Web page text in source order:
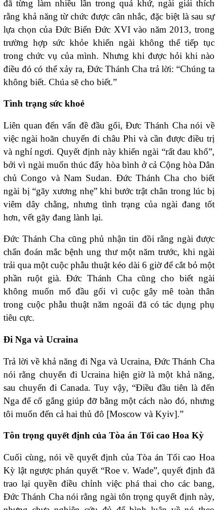
đã từng làm nhiều lần trong quá khứ, ngài giải thích
rằng khả năng từ chức được cân nhắc, đặc biệt là sau sự
lựa chọn của Đức Biển Đức XVI vào năm 2013, trong
trường hợp sức khỏe khiến ngài không thể tiếp tục
trong chức vụ của mình. Nhưng khi được hỏi khi nào
điều đó có thể xảy ra, Đức Thánh Cha trả lời: “Chúng ta
không biết. Chúa sẽ cho biết.”
Tình trạng sức khoẻ
Liên quan đến vấn đề đầu gối, Đưc Thánh Cha nói về
việc ngài hoãn chuyến đi châu Phi và cần được điều trị
và nghỉ ngơi. Quyết định này khiến ngài “rất đau khổ”,
bởi vì ngài muốn thúc đẩy hòa bình ở cả Cộng hòa Dân
chủ Congo và Nam Sudan. Đức Thánh Cha cho biết
ngài bị “gãy xương nhẹ” khi bước trật chân trong lúc bị
viêm dây chằng, nhưng tình trạng của ngài đang tốt
hơn, vết gãy đang lành lại.
Đức Thánh Cha cũng phủ nhận tin đồi rằng ngài được
chẩn đoán mắc bệnh ung thư một năm trước, khi ngài
trải qua một cuộc phẫu thuật kéo dài 6 giờ để cắt bỏ một
phần ruột già. Đức Thánh Cha cũng cho biết ngài
không muốn mổ đầu gối vì cuộc gây mê toàn thân
trong cuộc phẫu thuật năm ngoái đã có tác dụng phụ
tiêu cực.
Đi Nga và Ucraina
Trả lời về khả năng đi Nga và Ucraina, Đức Thánh Cha
nói rằng chuyến đi Ucraina hiện giờ là một khả năng,
sau chuyến đi Canada. Tuy vậy, “Điều đầu tiên là đến
Nga để cố gắng giúp đỡ bằng một cách nào đó, nhưng
tôi muốn đến cả hai thủ đô [Moscow và Kyiv].”
Tôn trọng quyết định của Tòa án Tối cao Hoa Kỳ
Cuối cùng, nói về quyết định của Tòa án Tối cao Hoa
Kỳ lật ngược phán quyết “Roe v. Wade”, quyết định đã
trao lại quyền điều chỉnh việc phá thai cho các bang,
Đức Thánh Cha nói rằng ngài tôn trọng quyết định này,